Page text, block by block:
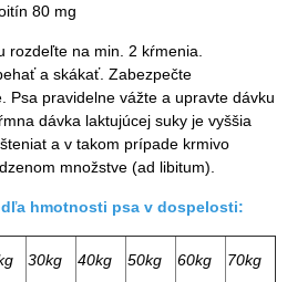
80 mg
rozdeľte na min. 2 kŕmenia.
a skákať. Zabezpečte
Psa pravidelne vážte a upravte dávku
dávka laktujúcej suky je vyššia
a v takom prípade krmivo
množstve (ad libitum).
hmotnosti psa v dospelosti:
30kg 40kg 50kg 60kg 70kg